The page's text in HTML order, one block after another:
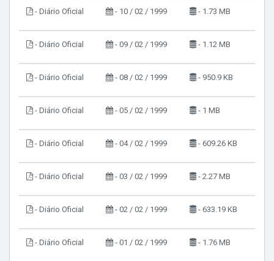
- Diário Oficial - 10 / 02 / 1999 - 1.73 MB
- Diário Oficial - 09 / 02 / 1999 - 1.12 MB
- Diário Oficial - 08 / 02 / 1999 - 950.9 KB
- Diário Oficial - 05 / 02 / 1999 - 1 MB
- Diário Oficial - 04 / 02 / 1999 - 609.26 KB
- Diário Oficial - 03 / 02 / 1999 - 2.27 MB
- Diário Oficial - 02 / 02 / 1999 - 633.19 KB
- Diário Oficial - 01 / 02 / 1999 - 1.76 MB